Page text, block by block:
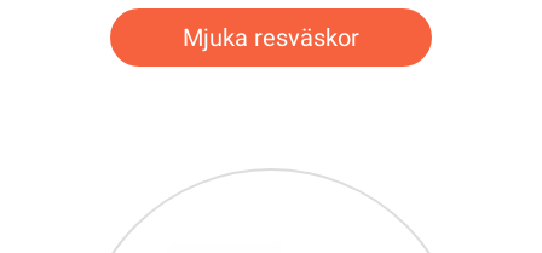
Mjuka resväskor